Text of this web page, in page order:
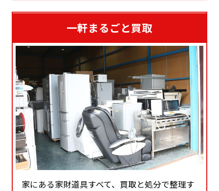
一軒まるごと買取
家にある家財道具すべて、買取と処分で整理す